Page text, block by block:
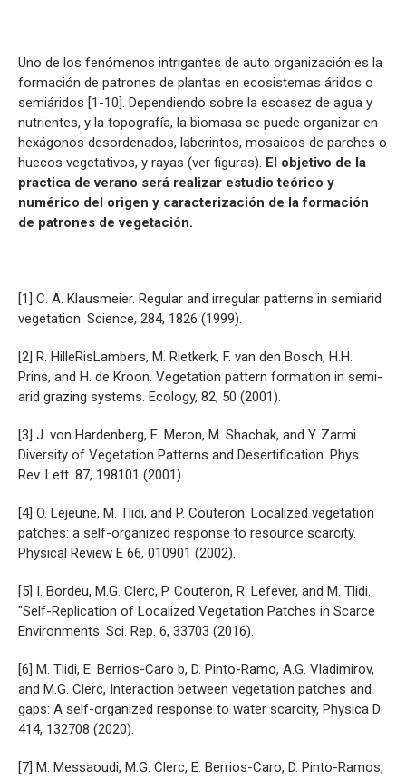
Uno de los fenómenos intrigantes de auto organización es la
formación de patrones de plantas en ecosistemas áridos o
semiáridos [1-10]. Dependiendo sobre la escasez de agua y
nutrientes, y la topografía, la biomasa se puede organizar en
hexágonos desordenados, laberintos, mosaicos de parches o
huecos vegetativos, y rayas (ver figuras). El objetivo de la
practica de verano será realizar estudio teórico y
numérico del origen y caracterización de la formación
de patrones de vegetación.
[1] C. A. Klausmeier. Regular and irregular patterns in semiarid
vegetation. Science, 284, 1826 (1999).
[2] R. HilleRisLambers, M. Rietkerk, F. van den Bosch, H.H.
Prins, and H. de Kroon. Vegetation pattern formation in semi-
arid grazing systems. Ecology, 82, 50 (2001).
[3] J. von Hardenberg, E. Meron, M. Shachak, and Y. Zarmi.
Diversity of Vegetation Patterns and Desertification. Phys.
Rev. Lett. 87, 198101 (2001).
[4] O. Lejeune, M. Tlidi, and P. Couteron. Localized vegetation
patches: a self-organized response to resource scarcity.
Physical Review E 66, 010901 (2002).
[5] I. Bordeu, M.G. Clerc, P. Couteron, R. Lefever, and M. Tlidi.
"Self-Replication of Localized Vegetation Patches in Scarce
Environments. Sci. Rep. 6, 33703 (2016).
[6] M. Tlidi, E. Berrios-Caro b, D. Pinto-Ramo, A.G. Vladimirov,
and M.G. Clerc, Interaction between vegetation patches and
gaps: A self-organized response to water scarcity, Physica D
414, 132708 (2020).
[7] M. Messaoudi, M.G. Clerc, E. Berrios-Caro, D. Pinto-Ramos,